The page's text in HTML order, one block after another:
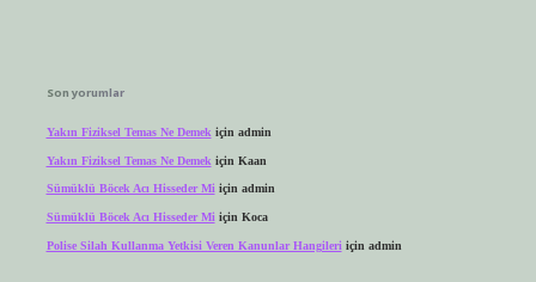
Son yorumlar
Yakın Fiziksel Temas Ne Demek için admin
Yakın Fiziksel Temas Ne Demek için Kaan
Sümüklü Böcek Acı Hisseder Miiçin admin
Sümüklü Böcek Acı Hisseder Mi için Koca
Polise Silah Kullanma Yetkisi Veren Kanunlar Hangileri için admin